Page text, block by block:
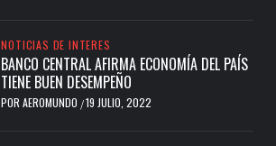
NOTICIAS DE INTERES
BANCO CENTRAL AFIRMA ECONOMÍA DEL PAÍS
TIENE BUEN DESEMPEÑO
POR AEROMUNDO /19 JULIO, 2022